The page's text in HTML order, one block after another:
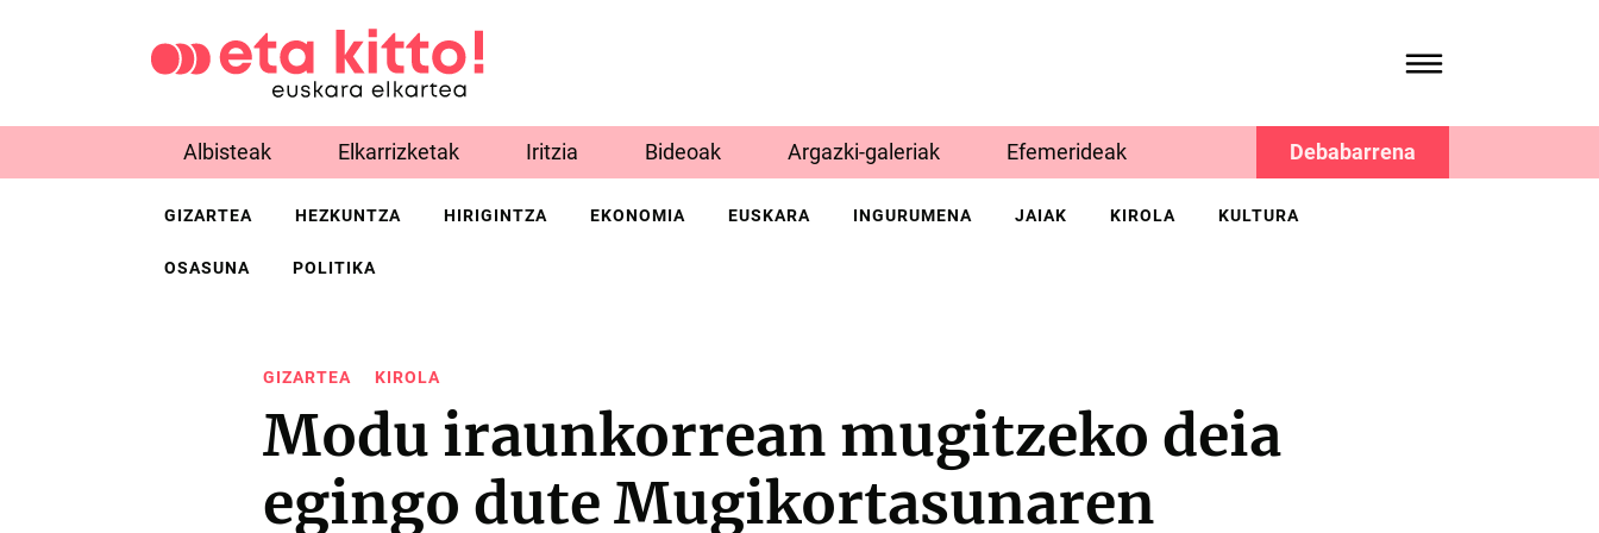
Albisteak Elkarrizketak Iritzia Bideoak Argazki-galeriak Efemerideak Debabarrena
GIZARTEA HEZKUNTZA HIRIGINTZA EKONOMIA EUSKARA INGURUMENA JAIAK KIROLA KULTURA
OSASUNA POLITIKA
GIZARTEA KIROLA
Modu iraunkorrean mugitzeko deia
egingo dute Mugikortasunaren